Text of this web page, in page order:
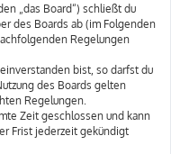
„das Board“) schließt du
des Boards ab (im Folgenden
Regelungen
bist, so darfst du
des Boards gelten
Regelungen.
Zeit geschlossen und kann
Frist jederzeit gekündigt